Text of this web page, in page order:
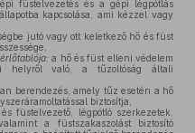
füstelvezetés és a gépi légpótlás
kapcsolása, ami kézzel vagy
jutó vagy ott keletkező hő és füst
a hő és füst elleni védelem
helyről való, a tűzoltóság általi
berendezés, amely tűz esetén a hő
biztosítja,
füstelvezető, légpótló szerkezetek,
a füstszakaszolást biztosító